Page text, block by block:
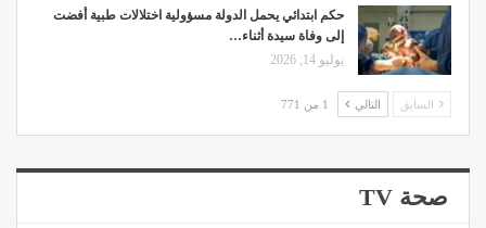
حكم ابتدائي يحمل الدولة مسؤولية اختلالات طبية أفضت
إلى وفاة سيدة أثناء…
يوليو 14, 2026
السابق التالي 1 من 771
صحة TV